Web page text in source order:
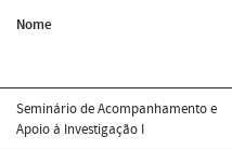
Nome
Seminário de Acompanhamento e
Apoio à Investigação I